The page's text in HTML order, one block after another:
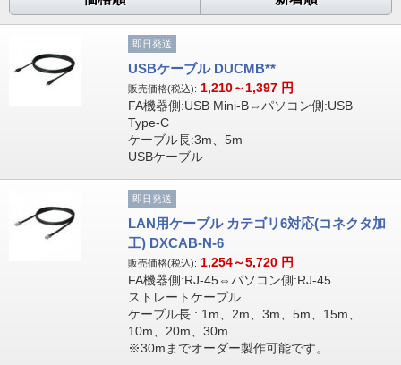
即日発送
USBケーブル DUCMB**
販売価格(税込): 1,210～1,397 円
FA機器側:USB Mini-B⇔パソコン側:USB
Type-C
ケーブル長:3m、5m
USBケーブル
即日発送
LAN用ケーブル カテゴリ6対応(コネクタ加
工) DXCAB-N-6
販売価格(税込): 1,254～5,720 円
FA機器側:RJ-45⇔パソコン側:RJ-45
ストレートケーブル
ケーブル長 : 1m、2m、3m、5m、15m、
10m、20m、30m
※30mまでオーダー製作可能です。